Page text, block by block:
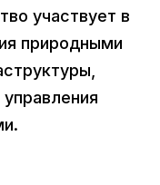
участвует в
природными